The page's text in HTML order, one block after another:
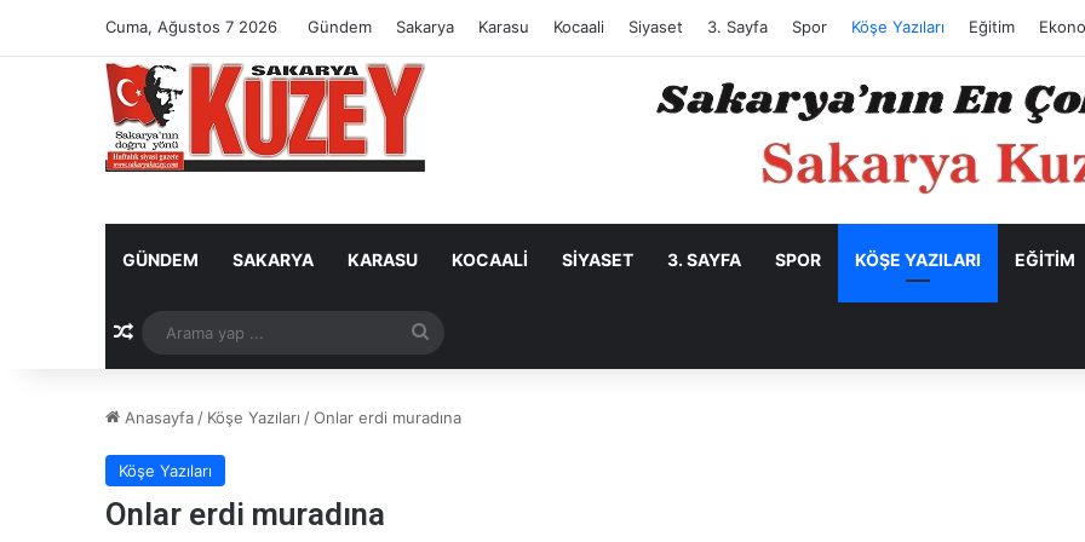
Cuma, Ağustos 7 2026 Gündem Sakarya Karasu Kocaali Siyaset 3. Sayfa Spor Köşe Yazıları Eğitim
GÜNDEM SAKARYA KARASU KOCAALI SIYASET 3. SAYFA SPOR KÖŞE YAZILARI EĞITIM
Rastgele Makale
yap
...
Anasayfa / Köşe Yazıları /Onlar erdi muradına
Köşe Yazıları
Onlar erdi muradına